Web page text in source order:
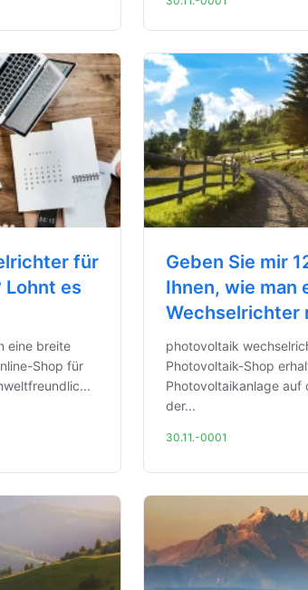
für
es
eine breite
Shop für
Geben Sie mir
Ihnen, wie man
Wechselrichter
photovoltaik
Photovoltaik-Shop
Photovoltaikanlage auf
der...
30.11.-0001